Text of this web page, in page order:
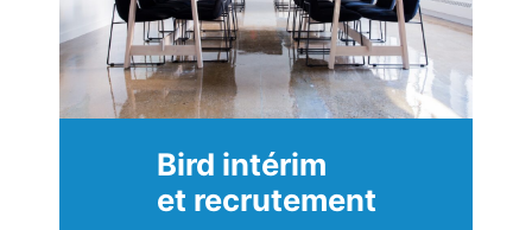
Bird intérim
et recrutement